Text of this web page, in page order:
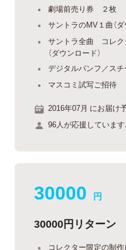
劇場前売り券 ２枚
サントラのMV１曲（ダ
サントラ全曲 コレク
（ダウンロード）
デジタルパンフ／スチ
マスコミ試写ご招待
2016年07月 にお届け
96人が応援しています
30000 円
30000円リターン
コレクター限定の制